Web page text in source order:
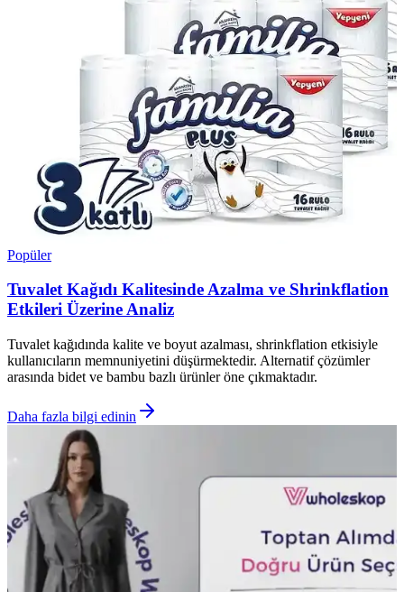
Popüler
Tuvalet Kağıdı Kalitesinde Azalma ve Shrinkflation
Etkileri Üzerine Analiz
Tuvalet kağıdında kalite ve boyut azalması, shrinkflation etkisiyle
kullanıcıların memnuniyetini düşürmektedir. Alternatif çözümler
arasında bidet ve bambu bazlı ürünler öne çıkmaktadır.
Daha fazla bilgi edinin